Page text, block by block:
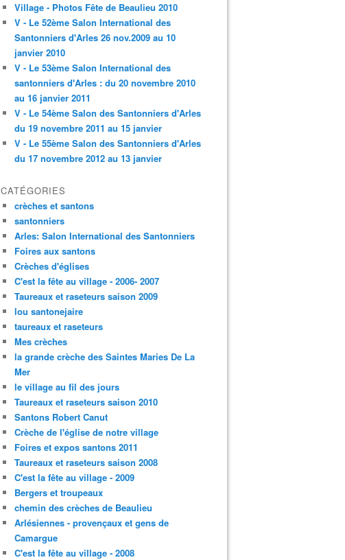
Village - Photos Fête de Beaulieu 2010
V - Le 52ème Salon International des
Santonniers d'Arles 26 nov.2009 au 10
janvier 2010
V - Le 53ème Salon International des
santonniers d'Arles : du 20 novembre 2010
au 16 janvier 2011
V - Le 54ème Salon des Santonniers d'Arles
du 19 novembre 2011 au 15 janvier
V - Le 55ème Salon des Santonniers d'Arles
du 17 novembre 2012 au 13 janvier
CATÉGORIES
crèches et santons
santonniers
Arles: Salon International des Santonniers
Foires aux santons
Crèches d'églises
C'est la fête au village - 2006- 2007
Taureaux et raseteurs saison 2009
lou santonejaire
taureaux et raseteurs
Mes crèches
la grande crèche des Saintes Maries De La
Mer
le village au fil des jours
Taureaux et raseteurs saison 2010
Santons Robert Canut
Crèche de l'église de notre village
Foires et expos santons 2011
Taureaux et raseteurs saison 2008
C'est la fête au village - 2009
Bergers et troupeaux
chemin des crèches de Beaulieu
Arlésiennes - provençaux et gens de
Camargue
C'est la fête au village - 2008